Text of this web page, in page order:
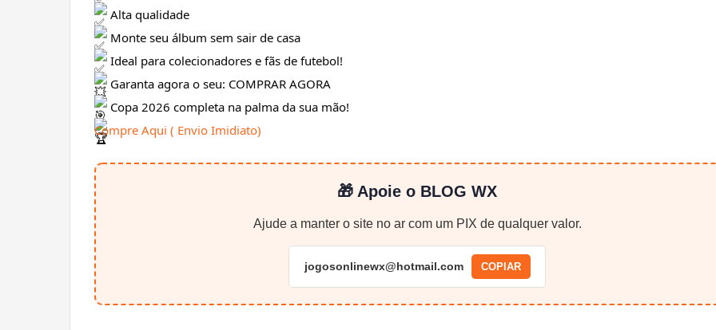
Alta qualidade
Monte seu álbum sem sair de casa
Ideal para colecionadores e fãs de futebol!
Garanta agora o seu: COMPRAR AGORA
Copa 2026 completa na palma da sua mão!
Compre Aqui ( Envio Imidiato)
🎁 Apoie o BLOG WX
Ajude a manter o site no ar com um PIX de qualquer valor.
jogosonlinewx@hotmail.com COPIAR